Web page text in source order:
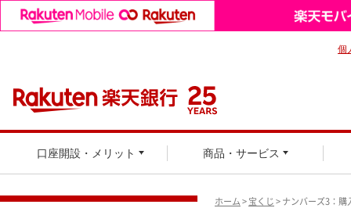
口座開設・メリット 商品・サービス
個
ホーム>宝くじ> ナンバーズ3：購